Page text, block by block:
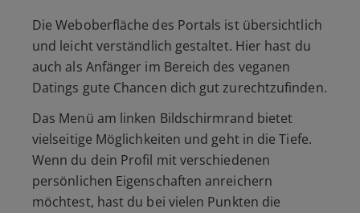
Die Weboberfläche des Portals ist übersichtlich
und leicht verständlich gestaltet. Hier hast du
auch als Anfänger im Bereich des veganen
Datings gute Chancen dich gut zurechtzufinden.
Das Menü am linken Bildschirmrand bietet
vielseitige Möglichkeiten und geht in die Tiefe.
Wenn du dein Profil mit verschiedenen
persönlichen Eigenschaften anreichern
möchtest, hast du bei vielen Punkten die